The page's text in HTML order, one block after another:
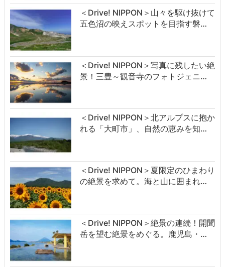
＜Drive! NIPPON＞山々を駆け抜けて
五色沼の映えスポットを目指す磐…
＜Drive! NIPPON＞写真に残したい絶
景！三豊～観音寺のフォトジェニ…
＜Drive! NIPPON＞北アルプスに抱か
れる「大町市」、自然の恵みを知…
＜Drive! NIPPON＞夏限定のひまわり
の絶景を求めて。海と山に囲まれ…
＜Drive! NIPPON＞絶景の連続！開聞
岳を望む絶景をめぐる。鹿児島・…